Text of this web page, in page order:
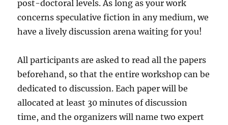
post-doctoral levels. As long as your work
concerns speculative fiction in any medium, we
have a lively discussion arena waiting for you!
All participants are asked to read all the papers
beforehand, so that the entire workshop can be
dedicated to discussion. Each paper will be
allocated at least 30 minutes of discussion
time, and the organizers will name two expert